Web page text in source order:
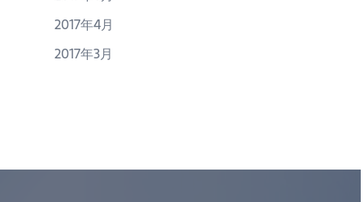
2017年4月
2017年3月